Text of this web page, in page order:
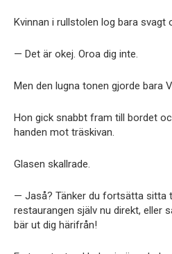
Kvinnan i rullstolen log bara svagt
— Det är okej. Oroa dig inte.
Men den lugna tonen gjorde bara
Hon gick snabbt fram till bordet
handen mot träskivan.
Glasen skallrade.
— Jaså? Tänker du fortsätta sitta
restaurangen själv nu direkt, eller
bär ut dig härifrån!